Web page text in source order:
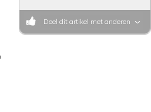
Deel dit artikel met anderen